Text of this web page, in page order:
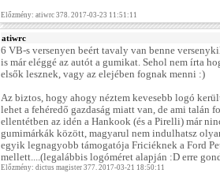
Előzmény: atiwrc 378. 2017-03-23 11:51:11
atiwrc
6 VB-s versenyen beért tavaly van benne
is már eléggé az autót a gumikat. Sehol nem írta
elsők lesznek, vagy az elejében fognak menni :)
Az biztos, hogy ahogy néztem kevesebb logó
lehet a fehéredő gazdaság miatt van, de ami talán
ellentétben az idén a Hankook (és a Pirelli) már
gumimárkák között, magyarul nem indulhatsz
egyik legnagyobb támogatója Friciéknek a Ford
mellett....(legalábbis logóméret alapján :D erre
Előzmény: dictus magister 377. 2017-03-21 18:50:11